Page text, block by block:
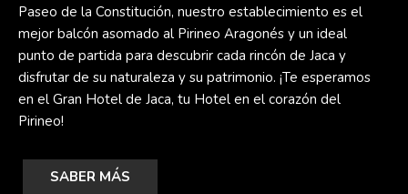
Paseo de la Constitución, nuestro establecimiento es el
mejor balcón asomado al Pirineo Aragonés y un ideal
punto de partida para descubrir cada rincón de Jaca y
disfrutar de su naturaleza y su patrimonio. ¡Te esperamos
en el Gran Hotel de Jaca, tu Hotel en el corazón del
Pirineo!
SABER MÁS